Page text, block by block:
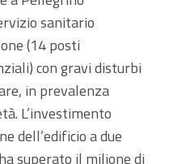
sanitario
(14 posti
con gravi disturbi
in prevalenza
L’investimento
dell’edificio a due
superato il milione di